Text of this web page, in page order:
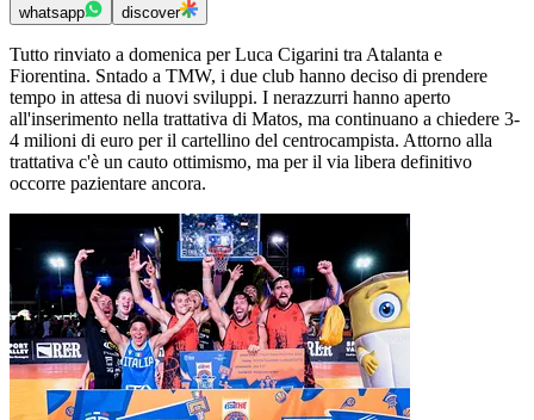
whatsapp discover
Tutto rinviato a domenica per Luca Cigarini tra Atalanta e
Fiorentina. Sntado a TMW, i due club hanno deciso di prendere
tempo in attesa di nuovi sviluppi. I nerazzurri hanno aperto
all'inserimento nella trattativa di Matos, ma continuano a chiedere 3-
4 milioni di euro per il cartellino del centrocampista. Attorno alla
trattativa c'è un cauto ottimismo, ma per il via libera definitivo
occorre pazientare ancora.